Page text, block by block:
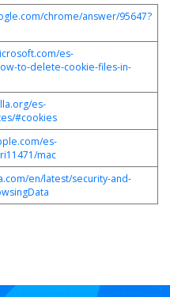
chrome/answer/95647?
es-
to-delete-cookie-files-in-
es-
#cookies
es-
mac
en/latest/security-and-